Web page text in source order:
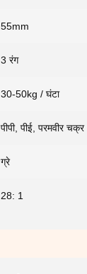
55mm
3 रंग
30-50kg / घंटा
पीपी, पीई, परमवीर चक्र
ग्रे
28: 1